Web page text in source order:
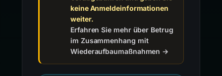
keine Anmeldeinformationen
weiter.
Erfahren Sie mehr über Betrug
im Zusammenhang mit
Wiederaufbaumaßnahmen →